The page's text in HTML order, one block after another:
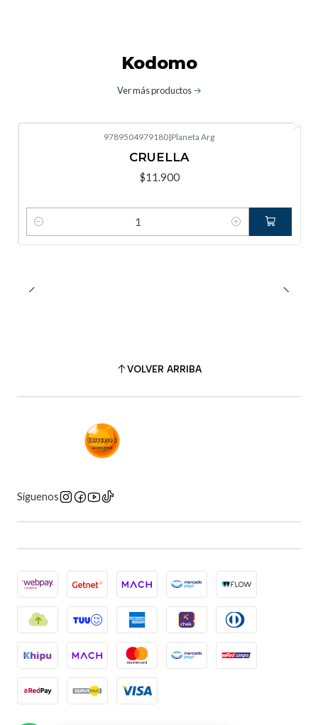
Kodomo
Ver más productos
9789504979180|Planeta Arg
CRUELLA
$11.900
Cantidad
VOLVER ARRIBA
Síguenos